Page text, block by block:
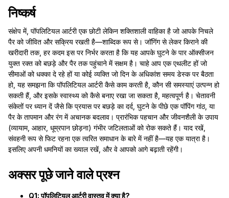
निष्कर्ष
संक्षेप में, पॉपलिटियल आर्टरी एक छोटी लेकिन शक्तिशाली वाहिका है जो आपके निचले
पैर को जीवित और सक्रिय रखती है—शाब्दिक रूप से। जॉगिंग से लेकर किराने की
खरीदारी तक, हर कदम इस पर निर्भर करता है कि यह आपके घुटने के पार ऑक्सीजन
युक्त रक्त को बछड़े और पैर तक पहुंचाने में सक्षम है। चाहे आप एक एथलीट हों जो
सीमाओं को धक्का दे रहे हों या कोई व्यक्ति जो दिन के अधिकांश समय डेस्क पर बैठता
हो, यह समझना कि पॉपलिटियल आर्टरी कैसे काम करती है, कौन सी समस्याएं उत्पन्न हो
सकती हैं, और इसके स्वास्थ्य को कैसे बनाए रखा जा सकता है, महत्वपूर्ण है। चेतावनी
संकेतों पर ध्यान दें जैसे कि प्रयास पर बछड़े का दर्द, घुटने के पीछे एक पॉपिंग गांठ, या
पैर के तापमान और रंग में अचानक बदलाव। प्रारंभिक पहचान और जीवनशैली के उपाय
(व्यायाम, आहार, धूम्रपान छोड़ना) गंभीर जटिलताओं को रोक सकते हैं। याद रखें,
संवहनी रूप से फिट रहना एक त्वरित समाधान के बारे में नहीं है—यह एक यात्रा है।
इसलिए अपनी धमनियों का ख्याल रखें, और वे आपको आगे बढ़ाती रहेंगी।
अक्सर पूछे जाने वाले प्रश्न
Q1: पॉपलिटियल आर्टरी वास्तव में क्या है?